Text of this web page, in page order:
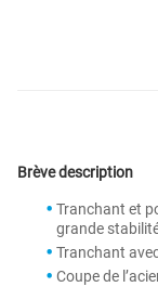
Brève description
Tranchant et
grande
Tranchant
Coupe de